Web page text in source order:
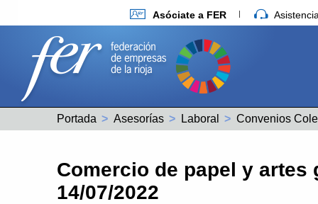
Asóciate a FER
Portada Asesorías Laboral Convenios
Comercio de papel y artes
14/07/2022